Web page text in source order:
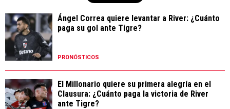
Ángel Correa quiere levantar a River: ¿Cuánto
paga su gol ante Tigre?
PRONÓSTICOS
El Millonario quiere su primera alegría en el
Clausura: ¿Cuánto paga la victoria de River
ante Tigre?